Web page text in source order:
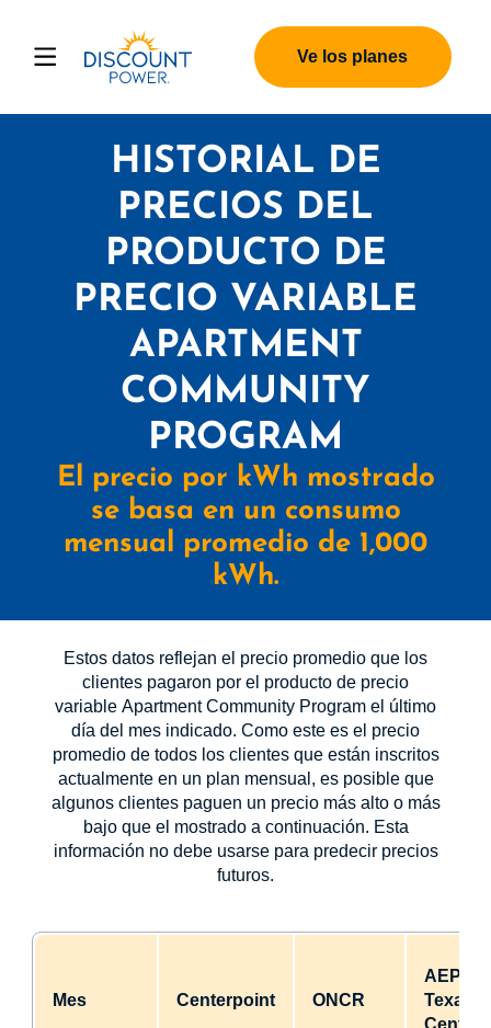
Ve los planes
HISTORIAL DE
PRECIOS DEL
PRODUCTO DE
PRECIO VARIABLE
APARTMENT
COMMUNITY
PROGRAM
El precio por kWh mostrado
se basa en un consumo
mensual promedio de 1,000
kWh.
Estos datos reflejan el precio promedio que los
clientes pagaron por el producto de precio
variable Apartment Community Program el último
día del mes indicado. Como este es el precio
promedio de todos los clientes que están inscritos
actualmente en un plan mensual, es posible que
algunos clientes paguen un precio más alto o más
bajo que el mostrado a continuación. Esta
información no debe usarse para predecir precios
futuros.
Mes Centerpoint ONCR
AEP
Texas
Central